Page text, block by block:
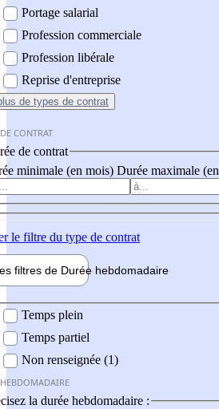
Portage salarial
Profession commerciale
Profession libérale
Reprise d'entreprise
de types de contrat
CONTRAT
de contrat
minimale (en mois) Durée maximale
le filtre du type de contrat
filtres de Durée hebdomadaire
Temps plein
Temps partiel
Non renseignée (1)
la durée hebdomadaire :